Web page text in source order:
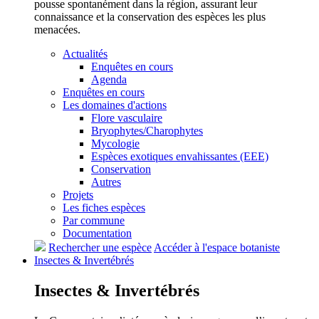
pousse spontanément dans la région, assurant leur
connaissance et la conservation des espèces les plus
menacées.
Actualités
Enquêtes en cours
Agenda
Enquêtes en cours
Les domaines d'actions
Flore vasculaire
Bryophytes/Charophytes
Mycologie
Espèces exotiques envahissantes (EEE)
Conservation
Autres
Projets
Les fiches espèces
Par commune
Documentation
Rechercher une espèceAccéder à l'espace botaniste
Insectes & Invertébrés
Insectes & Invertébrés